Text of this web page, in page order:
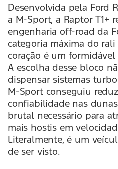
Desenvolvida pela Ford
a M-Sport, a Raptor T1+
engenharia off-road da
categoria máxima do
coração é um
A escolha desse bloco
dispensar sistemas
M-Sport conseguiu
confiabilidade nas
brutal necessário para
mais hostis em
Literalmente, é um
de ser visto.